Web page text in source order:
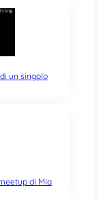
un singolo
di Mia